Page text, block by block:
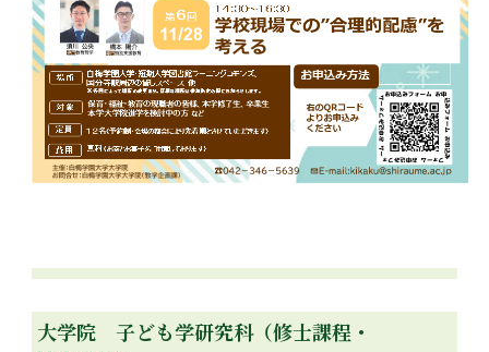
大学院 子ども学研究科（修士課程・